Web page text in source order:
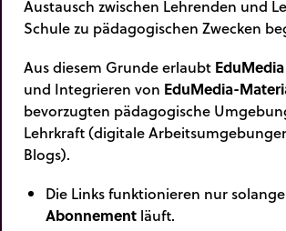
Austausch zwischen Lehrenden und
Schule zu pädagogischen Zwecken
Aus diesem Grunde erlaubt EduMedia
und Integrieren von EduMedia-
bevorzugten pädagogische
Lehrkraft (digitale
Blogs).
Die Links funktionieren nur
Abonnement läuft.